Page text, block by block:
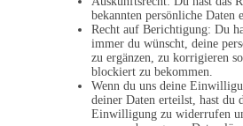
bekannten persönliche Daten
Recht auf Berichtigung: Du
immer du wünscht, deine
zu ergänzen, zu korrigieren
blockiert zu bekommen.
Wenn du uns deine
deiner Daten erteilst, hast du
Einwilligung zu widerrufen